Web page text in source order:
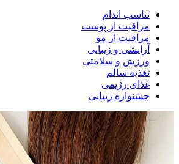
تناسب اندام
مراقبت از پوست
مراقبت از مو
آرایشی و زیبایی
ورزش و سلامتی
تغذیه سالم
غذای رژیمی
جشنواره زیبایی